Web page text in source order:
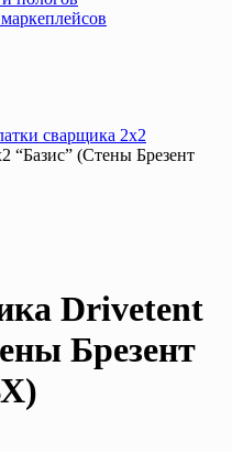
сварщика 2х2
“Базис” (Стены Брезент
Drivetent
Брезент